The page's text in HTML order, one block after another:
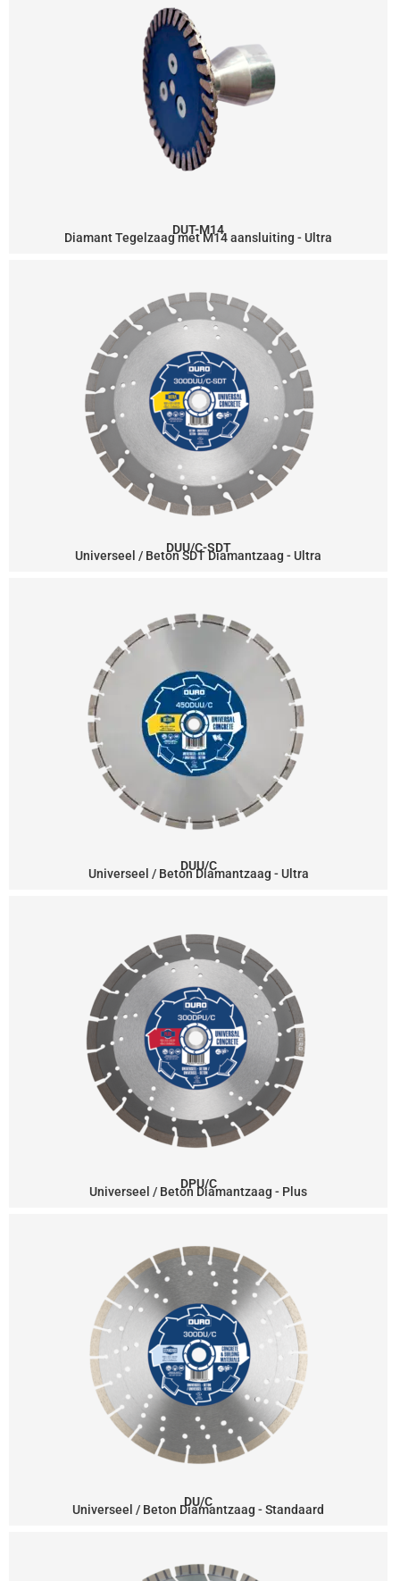
DUT-M14
Diamant Tegelzaag met M14 aansluiting - Ultra
DUU/C-SDT
Universeel / Beton SDT Diamantzaag - Ultra
DUU/C
Universeel / Beton Diamantzaag - Ultra
DPU/C
Universeel / Beton Diamantzaag - Plus
DU/C
Universeel / Beton Diamantzaag - Standaard